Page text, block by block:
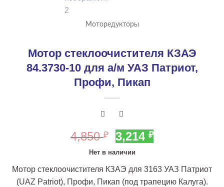
Моторедукторы
Мотор стеклоочистителя КЗАЭ
84.3730-10 для а/м УАЗ Патриот,
Профи, Пикап
4,850₽
Первоначальная
цена
4,850 ₽.
3,214₽Текущая
Нет в наличии
Мотор стеклоочистителя КЗАЭ для 3163 УАЗ Патриот
(UAZ Patriot), Профи, Пикап (под трапецию Калуга).